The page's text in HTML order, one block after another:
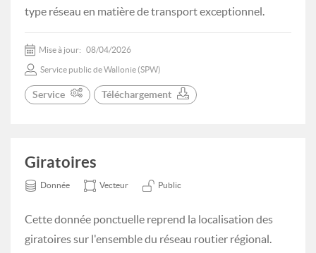
type réseau en matière de transport exceptionnel.
Mise à jour: 08/04/2026
Service public de Wallonie (SPW)
Service Téléchargement
Giratoires
Donnée Vecteur Public
Cette donnée ponctuelle reprend la localisation des
giratoires sur l'ensemble du réseau routier régional.